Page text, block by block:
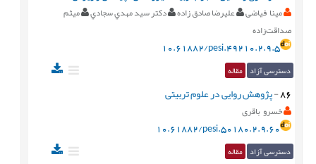
مینا فیاضی علیرضا صادق زاده دكتر سيد مهدي سجادي
میثم
صداقت‌زاده
10.61882/pesi.49210.2.9.5
دسترسی آزاد مقاله
86
-پژوهش روایی در علوم تربیتی
خسرو باقری
10.61882/pesi.50180.2.9.60
دسترسی آزاد مقاله